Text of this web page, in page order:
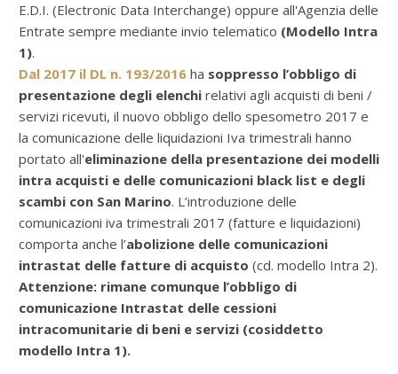
E.D.I. (Electronic Data Interchange) oppure all'Agenzia delle
Entrate sempre mediante invio telematico (Modello Intra
1).
Dal 2017 il DL n. 193/2016 ha soppresso l’obbligo di
presentazione degli elenchi relativi agli acquisti di beni /
servizi ricevuti, il nuovo obbligo dello spesometro 2017 e
la comunicazione delle liquidazioni Iva trimestrali hanno
portato all'eliminazione della presentazione dei modelli
intra acquisti e delle comunicazioni black list e degli
scambi con San Marino. L’introduzione delle
comunicazioni iva trimestrali 2017 (fatture e liquidazioni)
comporta anche l’abolizione delle comunicazioni
intrastat delle fatture di acquisto (cd. modello Intra 2).
Attenzione: rimane comunque l’obbligo di
comunicazione Intrastat delle cessioni
intracomunitarie di beni e servizi (cosiddetto
modello Intra 1).